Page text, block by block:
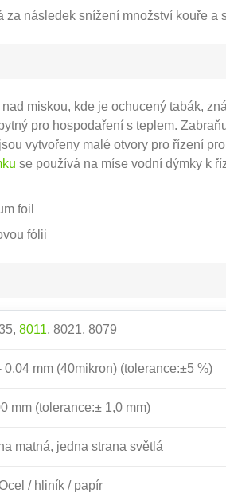
následek snížení množství kouře a
miskou, kde je ochucený tabák,
pro hospodaření s teplem.
vytvořeny malé otvory pro řízení
se používá na míse vodní dýmky k
fólii
8011, 8021, 8079
0,04 mm (40mikron) (tolerance:±5 %)
mm (tolerance:± 1,0 mm)
matná, jedna strana světlá
/ hliník / papír